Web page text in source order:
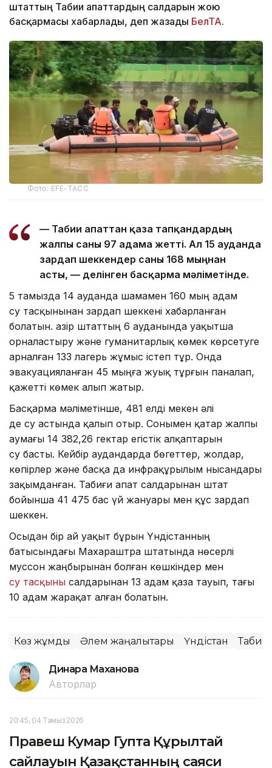
штаттың Табиғи апаттардың салдарын жою
басқармасы хабарлады, деп жазады БелТА.
Фото: EFE-ТАСС
— Табиғи апаттан қаза тапқандардың
жалпы саны 97 адамға жетті. Ал 15 ауданда
зардап шеккендер саны 168 мыңнан
асты, — делінген басқарма мәліметінде.
5 тамызда 14 ауданда шамамен 160 мың адам
су тасқынынан зардап шеккені хабарланған
болатын. Қазір штаттың 6 ауданында уақытша
орналастыру және гуманитарлық көмек көрсетуге
арналған 133 лагерь жұмыс істеп тұр. Онда
эвакуацияланған 45 мыңға жуық тұрғын паналап,
қажетті көмек алып жатыр.
Басқарма мәліметінше, 481 елді мекен әлі
де су астында қалып отыр. Сонымен қатар жалпы
аумағы 14 382,26 гектар егістік алқаптарын
су басты. Кейбір аудандарда бөгеттер, жолдар,
көпірлер және басқа да инфрақұрылым нысандары
зақымданған. Табиғи апат салдарынан штат
бойынша 41 475 бас үй жануары мен құс зардап
шеккен.
Осыдан бір ай уақыт бұрын Үндістанның
батысындағы Махараштра штатында нөсерлі
муссон жаңбырынан болған көшкіндер мен
су тасқыны салдарынан 13 адам қаза тауып, тағы
10 адам жарақат алған болатын.
Көз жұмды Әлем жаңалықтары Үндістан
Динара Маханова
Авторлар
20:45, 04 Тамыз 2026
Правеш Кумар Гупта Құрылтай
сайлауын Қазақстанның саяси